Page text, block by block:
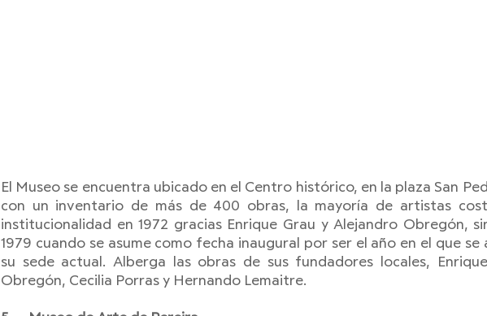
El Museo se encuentra ubicado en el Centro histórico, en la plaza San
con un inventario de más de 400 obras, la mayoría de artistas
institucionalidad en 1972 gracias Enrique Grau y Alejandro Obregón,
1979 cuando se asume como fecha inaugural por ser el año en el que se
su sede actual. Alberga las obras de sus fundadores locales,
Obregón, Cecilia Porras y Hernando Lemaitre.